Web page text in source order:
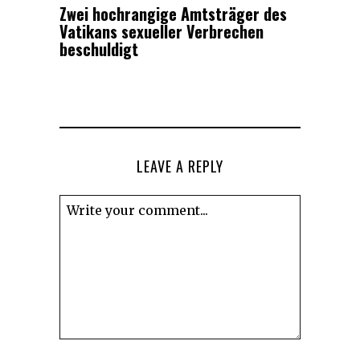
Zwei hochrangige Amtsträger des
Vatikans sexueller Verbrechen
beschuldigt
LEAVE A REPLY